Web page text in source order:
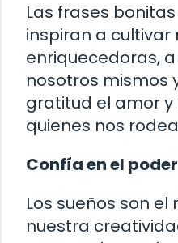
Las frases
inspiran a cultivar
enriquecedoras,
nosotros mismos
gratitud el amor
quienes nos
Confía en el
Los sueños son
nuestra